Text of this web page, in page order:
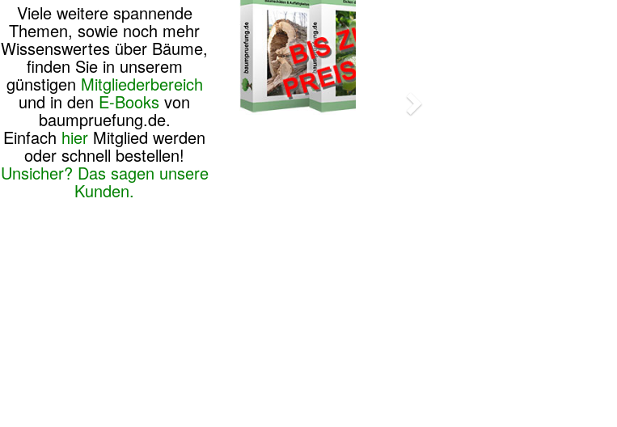
Viele weitere spannende
Themen, sowie noch mehr
Wissenswertes über Bäume,
finden Sie in unserem
günstigen Mitgliederbereich
und in den E-Books von
baumpruefung.de.
Einfach hier Mitglied werden
oder schnell bestellen!
Unsicher? Das sagen unsere
Kunden.